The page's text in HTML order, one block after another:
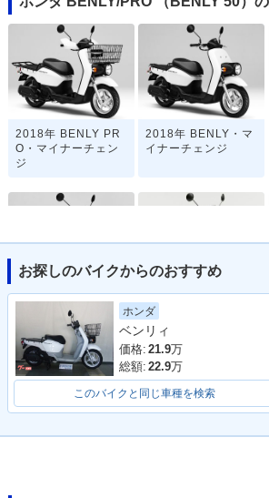
2018年 BENLY PR
O・マイナーチェン
ジ
2018年 BENLY・マ
イナーチェンジ
2015年 BENLY・フ
ルモデルチェンジ
2012年 BENLY・追
加
お探しのバイクからのおすすめ
ホンダ
ベンリィ
価格: 21.9万
総額: 22.9万
このバイクと同じ車種を検索